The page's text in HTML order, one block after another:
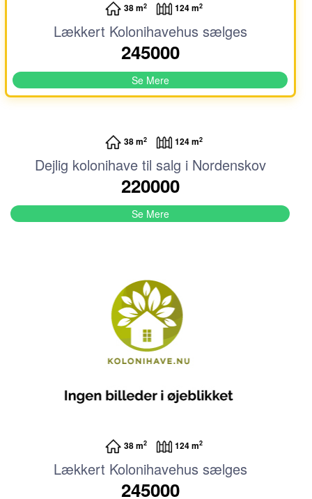
38 m2 124 m2
Lækkert Kolonihavehus sælges
245000
Se Mere
38 m2 124 m2
Dejlig kolonihave til salg i Nordenskov
220000
Se Mere
38 m2 124 m2
Lækkert Kolonihavehus sælges
245000